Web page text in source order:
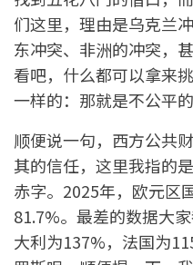
们这里，理由是乌克兰
东冲突、非洲的冲突，
看吧，什么都可以拿来
一样的：那就是不公平的
顺便说一句，西方公共
其的信任，这里我指的
赤字。2025年，欧元区
81.7%。最差的数据大
大利为137%，法国为